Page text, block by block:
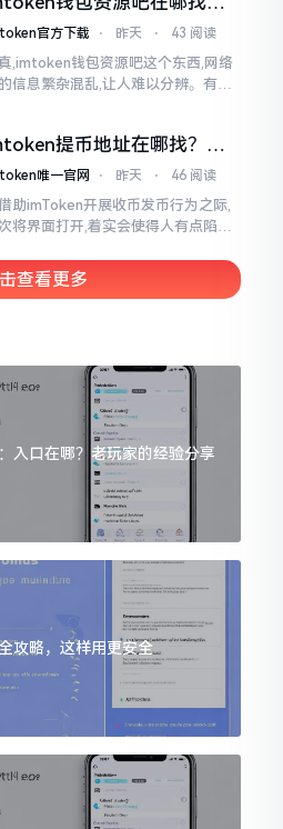
坑我帮你趟过
官方下载 ⋅ 昨天 ⋅ 43 阅读
,imtoken钱包资源吧这个东西,网络
的信息繁杂混乱,让人难以分辨。有的
提币地址在哪找？手
教你快速查看
唯一官网 ⋅ 昨天 ⋅ 46 阅读
助imToken开展收币发币行为之际,
将界面打开,着实会使得人有点陷入
同迷宫一样。好多人纷纷询问我
查看更多
入口在哪？老玩家的经验分享
攻略，这样用更安全